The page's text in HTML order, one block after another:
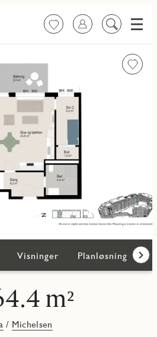
FavoritterLogg inn
Søk
Meny
Visninger Planløsning
m²
/ Michelsen